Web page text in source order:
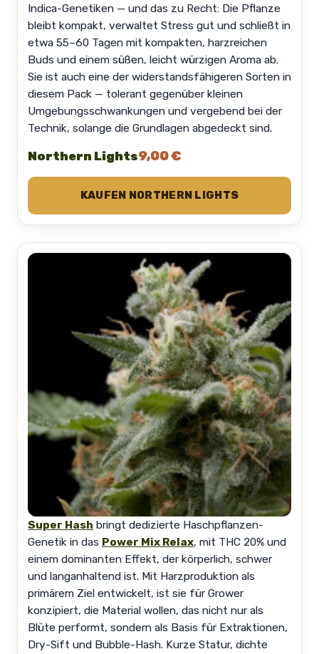
Indica-Genetiken — und das zu Recht: Die Pflanze
bleibt kompakt, verwaltet Stress gut und schließt in
etwa 55–60 Tagen mit kompakten, harzreichen
Buds und einem süßen, leicht würzigen Aroma ab.
Sie ist auch eine der widerstandsfähigeren Sorten in
diesem Pack — tolerant gegenüber kleinen
Umgebungsschwankungen und vergebend bei der
Technik, solange die Grundlagen abgedeckt sind.
Northern Lights9,00 €
KAUFEN NORTHERN LIGHTS
Super Hash bringt dedizierte Haschpflanzen-
Genetik in das Power Mix Relax, mit THC 20% und
einem dominanten Effekt, der körperlich, schwer
und langanhaltend ist. Mit Harzproduktion als
primärem Ziel entwickelt, ist sie für Grower
konzipiert, die Material wollen, das nicht nur als
Blüte performt, sondern als Basis für Extraktionen,
Dry-Sift und Bubble-Hash. Kurze Statur, dichte